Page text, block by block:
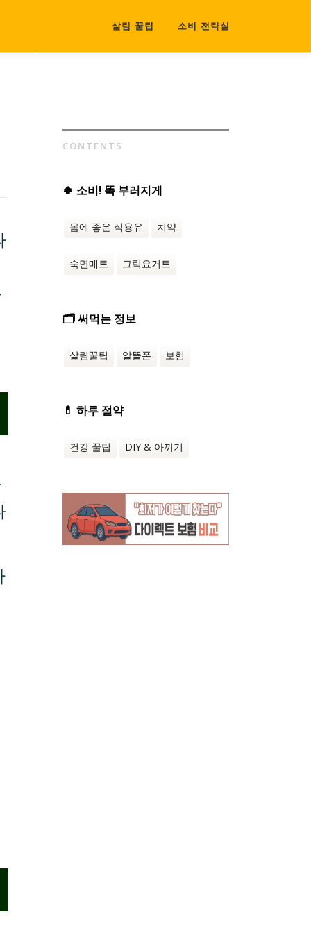
살림 꿀팁 소비 전략실
CONTENTS
🍀 소비! 똑 부러지게
몸에 좋은 식용유 치약
숙면매트 그릭요거트
🗂️ 써먹는 정보
살림꿀팁 알뜰폰 보험
💊 하루 절약
건강 꿀팁 DIY & 아끼기